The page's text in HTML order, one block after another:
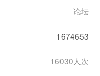
论坛
1674653
16030人次